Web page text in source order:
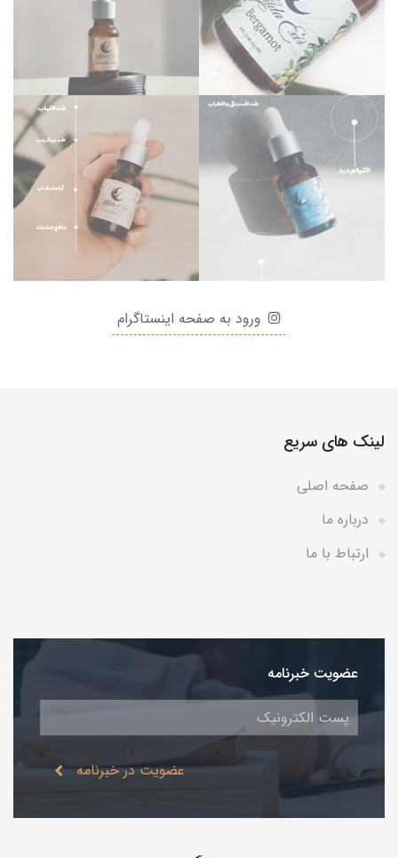
ورود به صفحه اینستاگرام
لینک های سریع
صفحه اصلی
درباره ما
ارتباط با ما
عضویت خبرنامه
عضویت در خبرنامه